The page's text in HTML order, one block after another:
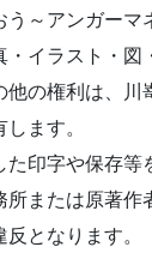
う～アンガー
・イラスト・
他の権利は、
ます。
印字や保存
所または原著
となります。